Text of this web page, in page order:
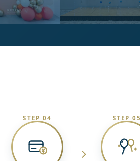
STEP 04 STEP 05